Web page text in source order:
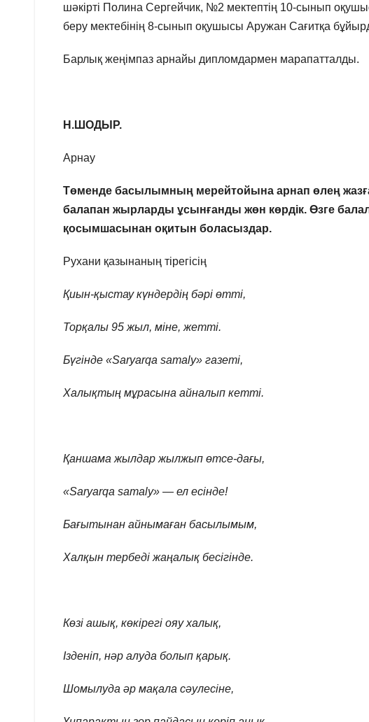
шәкірті Полина Сергейчик, №2 мектептің 10-сынып
беру мектебінің 8-сынып оқушысы Аружан Сағитқа
Барлық жеңімпаз арнайы дипломдармен марапатталды.
Н.ШОДЫР.
Арнау
Төменде басылымның мерейтойына арнап өлең
балапан жырларды ұсынғанды жөн көрдік. Өзге
қосымшасынан оқитын боласыздар.
Рухани қазынаның тірегісің
Қиын-қыстау күндердің бәрі өтті,
Торқалы 95 жыл, міне, жетті.
Бүгінде «Saryarqa samaly» газеті,
Халықтың мұрасына айналып кетті.
Қаншама жылдар жылжып өтсе-дағы,
«Saryarqa samaly» — ел есінде!
Бағытынан айнымаған басылымым,
Халқын тербеді жаңалық бесігінде.
Көзі ашық, көкірегі ояу халық,
Ізденіп, нәр алуда болып қарық.
Шомылуда әр мақала сәулесіне,